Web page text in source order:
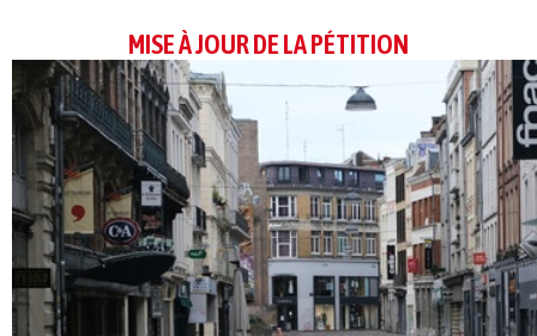
MISE À JOUR DE LA PÉTITION